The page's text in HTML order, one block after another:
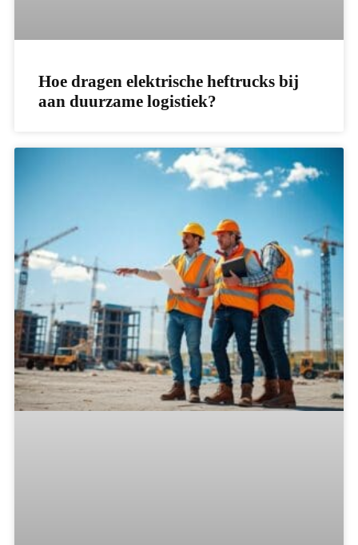
Hoe dragen elektrische heftrucks bij
aan duurzame logistiek?